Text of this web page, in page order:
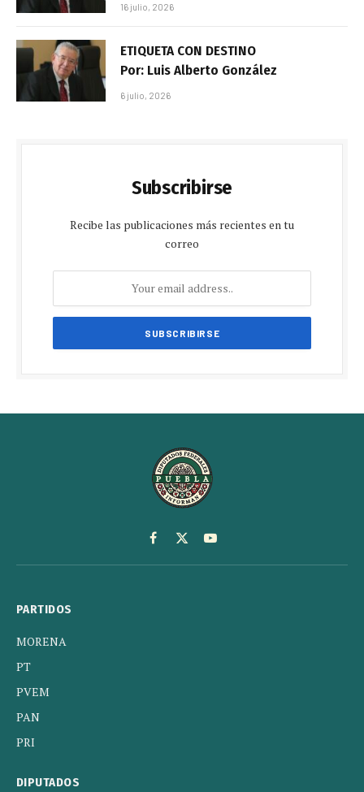
16 julio, 2026
ETIQUETA CON DESTINO
Por: Luis Alberto González
6 julio, 2026
Subscribirse
Recibe las publicaciones más recientes en tu
correo
Facebook
X
(Twitter)
YouTube
PARTIDOS
MORENA
PT
PVEM
PAN
PRI
DIPUTADOS